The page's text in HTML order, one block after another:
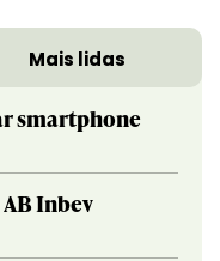
Mais lidas
smartphone
Inbev